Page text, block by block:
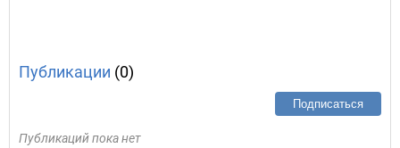
Публикации (0)
Подписаться
Публикаций пока нет